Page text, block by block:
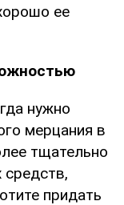
ее
нужно
мерцания в
тщательно
придать